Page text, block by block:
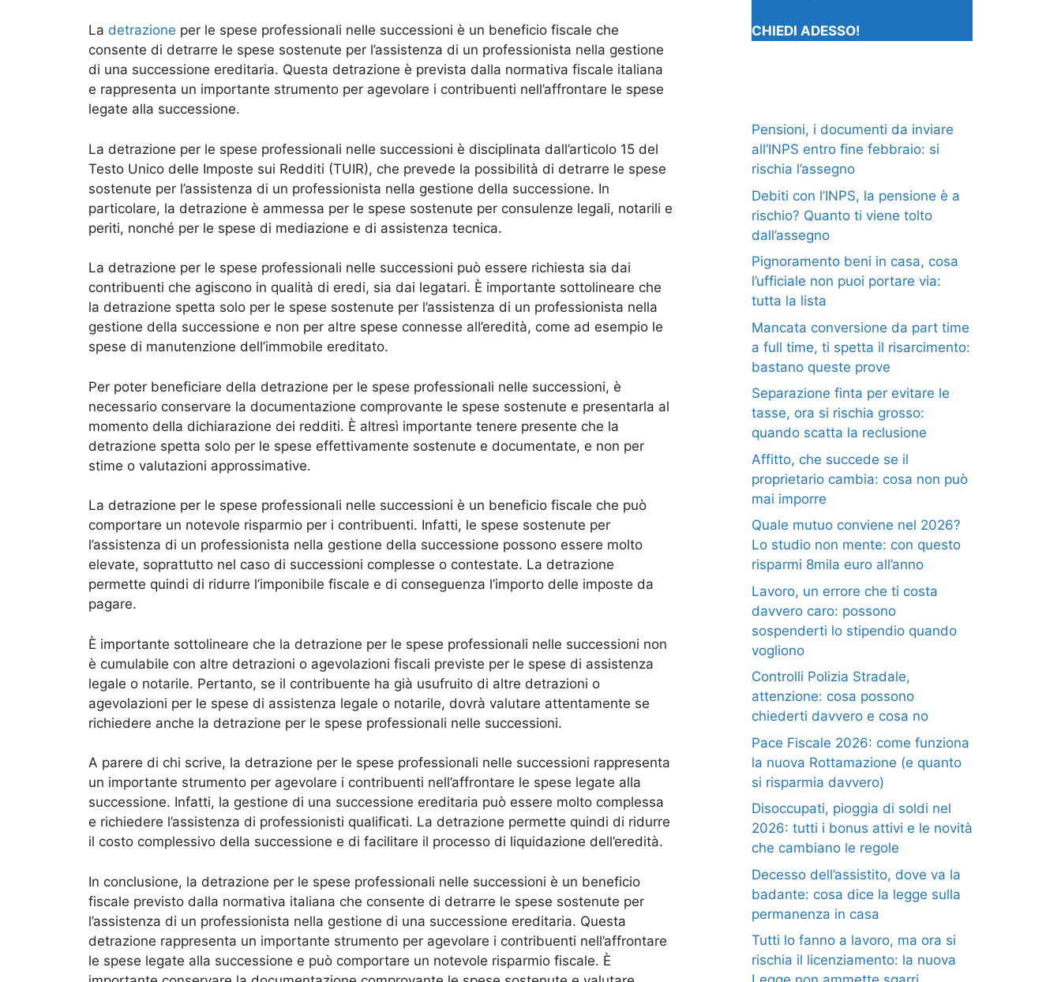
La detrazione per le spese professionali nelle successioni è un beneficio fiscale che
consente di detrarre le spese sostenute per l’assistenza di un professionista nella gestione
di una successione ereditaria. Questa detrazione è prevista dalla normativa fiscale italiana
e rappresenta un importante strumento per agevolare i contribuenti nell’affrontare le spese
legate alla successione.
La detrazione per le spese professionali nelle successioni è disciplinata dall’articolo 15 del
Testo Unico delle Imposte sui Redditi (TUIR), che prevede la possibilità di detrarre le spese
sostenute per l’assistenza di un professionista nella gestione della successione. In
particolare, la detrazione è ammessa per le spese sostenute per consulenze legali, notarili e
periti, nonché per le spese di mediazione e di assistenza tecnica.
La detrazione per le spese professionali nelle successioni può essere richiesta sia dai
contribuenti che agiscono in qualità di eredi, sia dai legatari. È importante sottolineare che
la detrazione spetta solo per le spese sostenute per l’assistenza di un professionista nella
gestione della successione e non per altre spese connesse all’eredità, come ad esempio le
spese di manutenzione dell’immobile ereditato.
Per poter beneficiare della detrazione per le spese professionali nelle successioni, è
necessario conservare la documentazione comprovante le spese sostenute e presentarla al
momento della dichiarazione dei redditi. È altresì importante tenere presente che la
detrazione spetta solo per le spese effettivamente sostenute e documentate, e non per
stime o valutazioni approssimative.
La detrazione per le spese professionali nelle successioni è un beneficio fiscale che può
comportare un notevole risparmio per i contribuenti. Infatti, le spese sostenute per
l’assistenza di un professionista nella gestione della successione possono essere molto
elevate, soprattutto nel caso di successioni complesse o contestate. La detrazione
permette quindi di ridurre l’imponibile fiscale e di conseguenza l’importo delle imposte da
pagare.
È importante sottolineare che la detrazione per le spese professionali nelle successioni non
è cumulabile con altre detrazioni o agevolazioni fiscali previste per le spese di assistenza
legale o notarile. Pertanto, se il contribuente ha già usufruito di altre detrazioni o
agevolazioni per le spese di assistenza legale o notarile, dovrà valutare attentamente se
richiedere anche la detrazione per le spese professionali nelle successioni.
A parere di chi scrive, la detrazione per le spese professionali nelle successioni rappresenta
un importante strumento per agevolare i contribuenti nell’affrontare le spese legate alla
successione. Infatti, la gestione di una successione ereditaria può essere molto complessa
e richiedere l’assistenza di professionisti qualificati. La detrazione permette quindi di ridurre
il costo complessivo della successione e di facilitare il processo di liquidazione dell’eredità.
In conclusione, la detrazione per le spese professionali nelle successioni è un beneficio
fiscale previsto dalla normativa italiana che consente di detrarre le spese sostenute per
l’assistenza di un professionista nella gestione di una successione ereditaria. Questa
detrazione rappresenta un importante strumento per agevolare i contribuenti nell’affrontare
le spese legate alla successione e può comportare un notevole risparmio fiscale. È
CHIEDI ADESSO!
Pensioni, i documenti da inviare
all’INPS entro fine febbraio: si
rischia l’assegno
Debiti con l’INPS, la pensione è a
rischio? Quanto ti viene tolto
dall’assegno
Pignoramento beni in casa, cosa
l’ufficiale non puoi portare via:
tutta la lista
Mancata conversione da part time
a full time, ti spetta il risarcimento:
bastano queste prove
Separazione finta per evitare le
tasse, ora si rischia grosso:
quando scatta la reclusione
Affitto, che succede se il
proprietario cambia: cosa non può
mai imporre
Quale mutuo conviene nel 2026?
Lo studio non mente: con questo
risparmi 8mila euro all’anno
Lavoro, un errore che ti costa
davvero caro: possono
sospenderti lo stipendio quando
vogliono
Controlli Polizia Stradale,
attenzione: cosa possono
chiederti davvero e cosa no
Pace Fiscale 2026: come funziona
la nuova Rottamazione (e quanto
si risparmia davvero)
Disoccupati, pioggia di soldi nel
2026: tutti i bonus attivi e le novità
che cambiano le regole
Decesso dell’assistito, dove va la
badante: cosa dice la legge sulla
permanenza in casa
Tutti lo fanno a lavoro, ma ora si
rischia il licenziamento: la nuova